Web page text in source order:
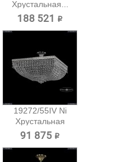
Хрустальная...
188 521 ₽
19272/55IV Ni
Хрустальная
потолочная...
91 875 ₽